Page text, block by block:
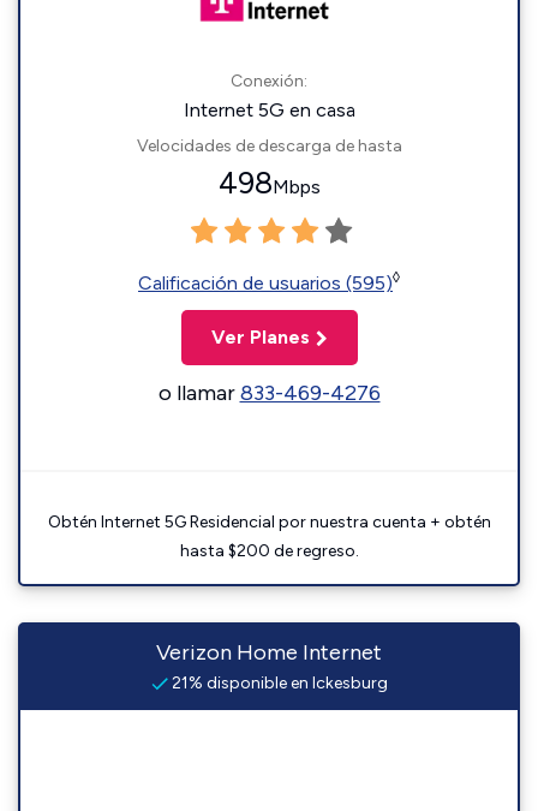
Conexión:
Internet 5G en casa
Velocidades de descarga de hasta
498Mbps
Calificación de usuarios (595)◊
Ver Planes
o llamar833-469-4276
Obtén Internet 5G Residencial por nuestra cuenta + obtén
hasta $200 de regreso.
Verizon Home Internet
21% disponible en Ickesburg